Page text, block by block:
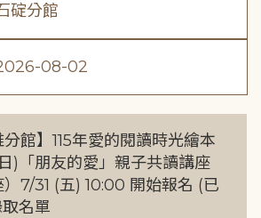
碇分館
08-02
分館】115年愛的閱讀時光繪本
)「朋友的愛」親子共讀講座
）7/31 (五) 10:00 開始報名 (已
名單